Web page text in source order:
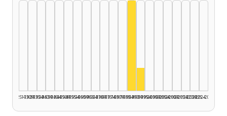
1925–1929
1930–1934
1935–1939
1940–1944
1945–1949
1950–1954
1955–1959
1960–1964
1965–1969
1970–1974
1975–1979
1980–1984
1985–1989
1990–1994
1995–1999
2000–2004
2005–2009
2010–2014
2015–2019
2020–2024
2025–2026